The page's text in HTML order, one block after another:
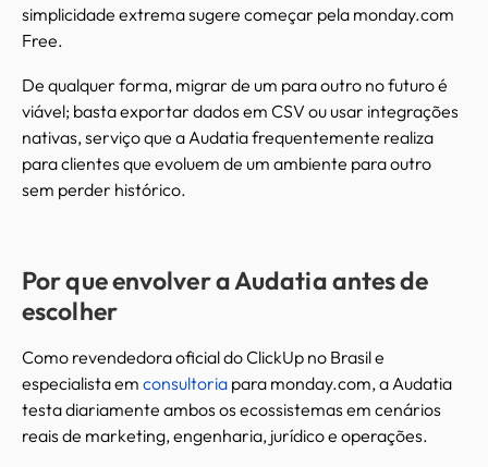
simplicidade extrema sugere começar pela monday.com
Free.
De qualquer forma, migrar de um para outro no futuro é
viável; basta exportar dados em CSV ou usar integrações
nativas, serviço que a Audatia frequentemente realiza
para clientes que evoluem de um ambiente para outro
sem perder histórico.
Por que envolver a Audatia antes de
escolher
Como revendedora oficial do ClickUp no Brasil e
especialista em consultoria para monday.com, a Audatia
testa diariamente ambos os ecossistemas em cenários
reais de marketing, engenharia, jurídico e operações.